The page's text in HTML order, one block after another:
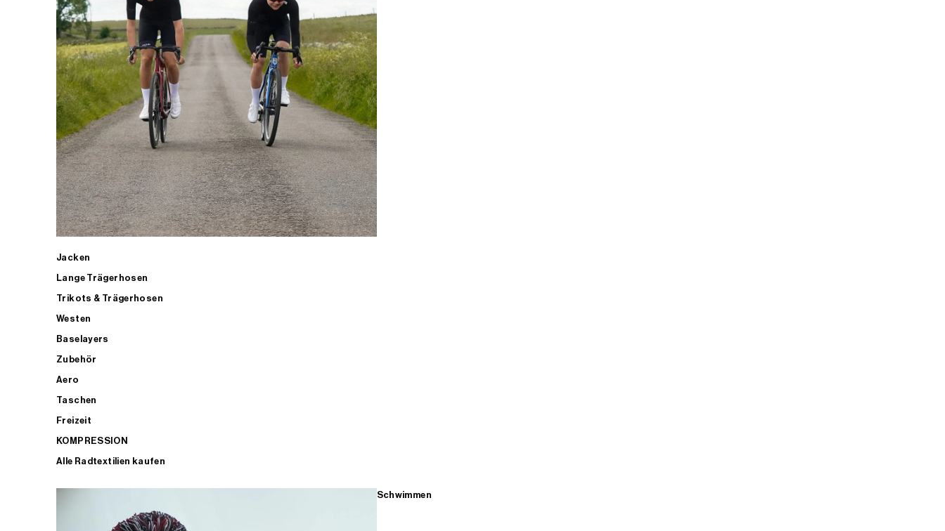
Jacken
Lange Trägerhosen
Trikots & Trägerhosen
Westen
Baselayers
Zubehör
Aero
Taschen
Freizeit
KOMPRESSION
Alle Radtextilien kaufen
Schwimmen